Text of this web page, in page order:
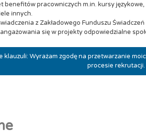
benefitów pracowniczych m.in. kursy
innych.
z Zakładowego Funduszu
się w projekty odpowiedzialne
klauzuli: Wyrażam zgodę na przetwarzanie
procesie rekrutacji.